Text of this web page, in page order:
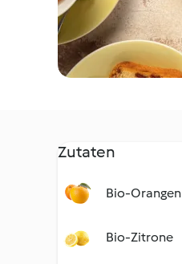
Zutaten
Bio-Orangen
Bio-Zitrone